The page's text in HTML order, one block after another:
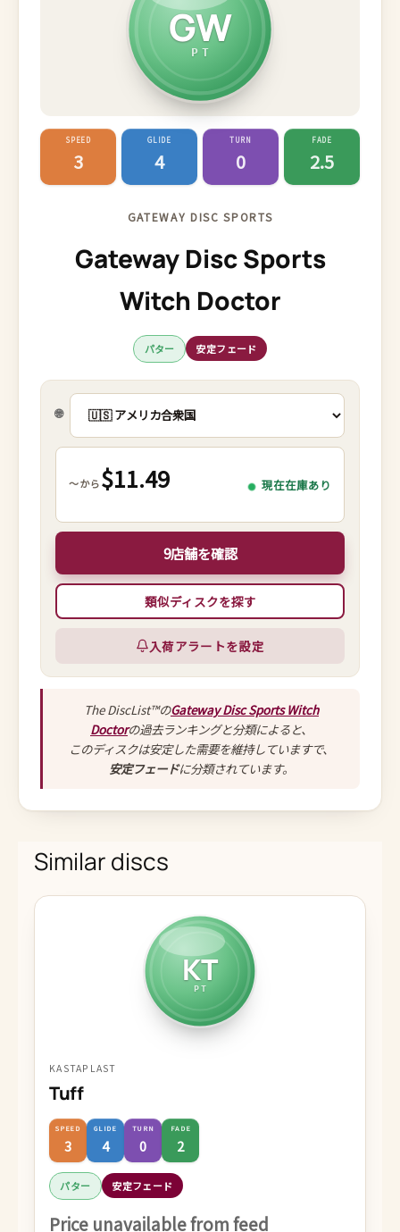
GW
PT
SPEED
3
GLIDE
4
TURN
0
FADE
2.5
GATEWAY DISC SPORTS
Gateway Disc Sports
Witch Doctor
パター 安定フェード
🌐
～から$11.49 現在在庫あり
9店舗を確認
類似ディスクを探す
入荷アラートを設定
The DiscList™のGateway Disc Sports Witch
Doctorの過去ランキングと分類によると、
このディスクは安定した需要を維持していますで、
安定フェードに分類されています。
Similar discs
KT
PT
KASTAPLAST
Tuff
SPEED
3
GLIDE
4
TURN
0
FADE
2
パター 安定フェード
Price unavailable from feed